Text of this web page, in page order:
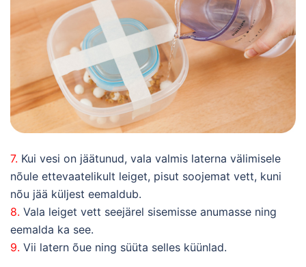
7. Kui vesi on jäätunud, vala valmis laterna välimisele
nõule ettevaatelikult leiget, pisut soojemat vett, kuni
nõu jää küljest eemaldub.
8. Vala leiget vett seejärel sisemisse anumasse ning
eemalda ka see.
9. Vii latern õue ning süüta selles küünlad.